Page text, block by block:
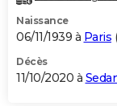
Naissance
06/11/1939 à Paris (
Décès
11/10/2020 à